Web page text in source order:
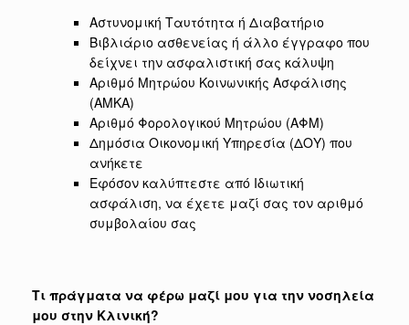
Αστυνομική Ταυτότητα ή Διαβατήριο
Βιβλιάριο ασθενείας ή άλλο έγγραφο που
δείχνει την ασφαλιστική σας κάλυψη
Αριθμό Μητρώου Κοινωνικής Ασφάλισης
(ΑΜΚΑ)
Αριθμό Φορολογικού Μητρώου (ΑΦΜ)
Δημόσια Οικονομική Υπηρεσία (ΔΟΥ) που
ανήκετε
Εφόσον καλύπτεστε από Ιδιωτική
ασφάλιση, να έχετε μαζί σας τον αριθμό
συμβολαίου σας
Τι πράγματα να φέρω μαζί μου για την νοσηλεία
μου στην Κλινική?